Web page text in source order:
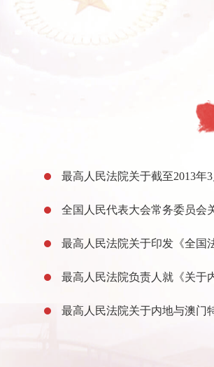
最高人民法院关于截至2013年3月10日内地经授权管辖第
全国人民代表大会常务委员会关于《中华人民共和国澳门
最高人民法院关于印发《全国法院涉
最高人民法院负责人就《关于内地与澳门特别行
最高人民法院关于内地与澳门特别行